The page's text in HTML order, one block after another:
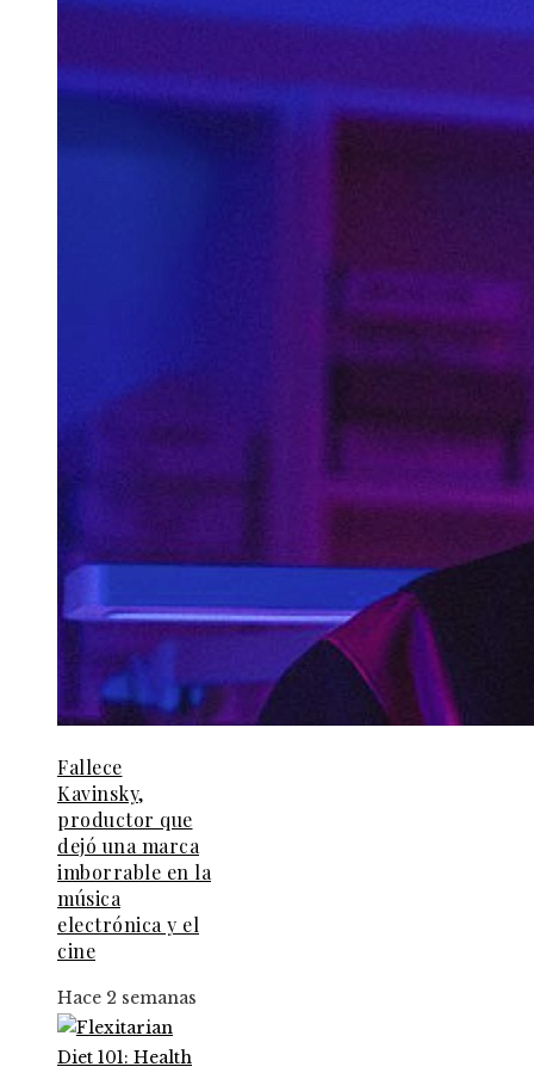
Fallece
Kavinsky,
productor que
dejó una marca
imborrable en la
música
electrónica y el
cine
Hace 2 semanas